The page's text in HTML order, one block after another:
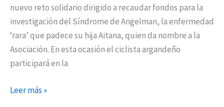
nuevo reto solidario dirigido a recaudar fondos para la
investigación del Síndrome de Angelman, la enfermedad
‘rara’ que padece su hija Aitana, quien da nombre a la
Asociación. En esta ocasión el ciclista argandeño
participará en la
Leer más »